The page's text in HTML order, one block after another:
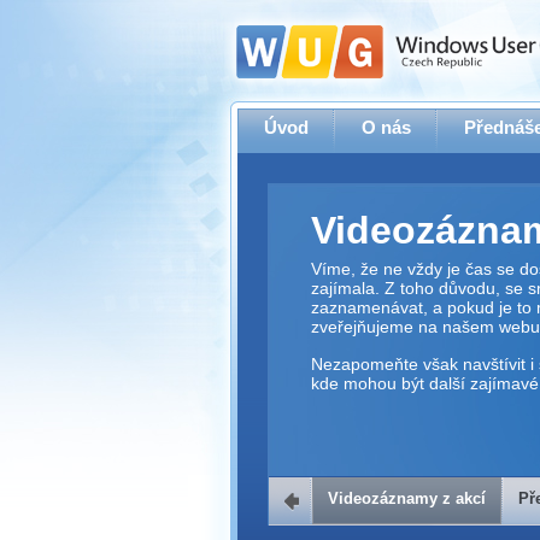
Úvod O nás
Víme, že ne vždy je čas se
zajímala. Z toho důvodu, se
zaznamenávat, a pokud je to
zveřejňujeme na našem webu.
Nezapomeňte však navštívit i
kde mohou být další zajímavé
Přehrávač
Videozáznamy z akcí